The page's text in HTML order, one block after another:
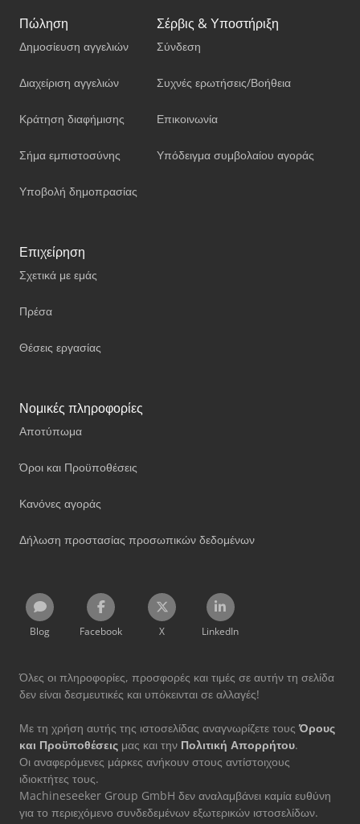
Πώληση
Δημοσίευση αγγελιών
Διαχείριση αγγελιών
Κράτηση διαφήμισης
Σήμα εμπιστοσύνης
Υποβολή δημοπρασίας
Σέρβις & Υποστήριξη
Σύνδεση
Συχνές ερωτήσεις/Βοήθεια
Επικοινωνία
Υπόδειγμα συμβολαίου αγοράς
Επιχείρηση
Σχετικά με εμάς
Πρέσα
Θέσεις εργασίας
Νομικές πληροφορίες
Αποτύπωμα
Όροι και Προϋποθέσεις
Κανόνες αγοράς
Δήλωση προστασίας προσωπικών δεδομένων
Blog Facebook X LinkedIn
Όλες οι πληροφορίες, προσφορές και τιμές σε αυτήν τη σελίδα
δεν είναι δεσμευτικές και υπόκεινται σε αλλαγές!
Με τη χρήση αυτής της ιστοσελίδας αναγνωρίζετε τους Όρους
και Προϋποθέσεις μας και την Πολιτική Απορρήτου.
Οι αναφερόμενες μάρκες ανήκουν στους αντίστοιχους
ιδιοκτήτες τους.
Machineseeker Group GmbH δεν αναλαμβάνει καμία ευθύνη
για το περιεχόμενο συνδεδεμένων εξωτερικών ιστοσελίδων.